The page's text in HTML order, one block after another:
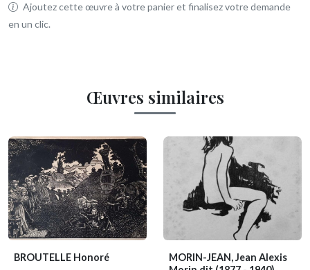
Ajoutez cette œuvre à votre panier et finalisez votre demande
en un clic.
Œuvres similaires
BROUTELLE Honoré
MORIN-JEAN, Jean Alexis